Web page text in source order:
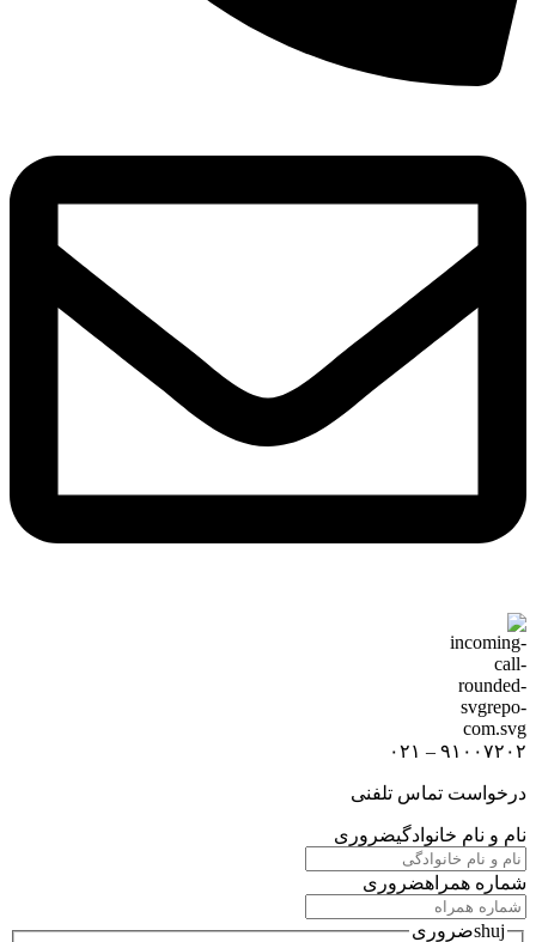
۹۱۰۰۷۲۰۲ – ۰۲۱
درخواست تماس تلفنی
نام و نام خانوادگیضروری
شماره همراهضروری
shujضروری